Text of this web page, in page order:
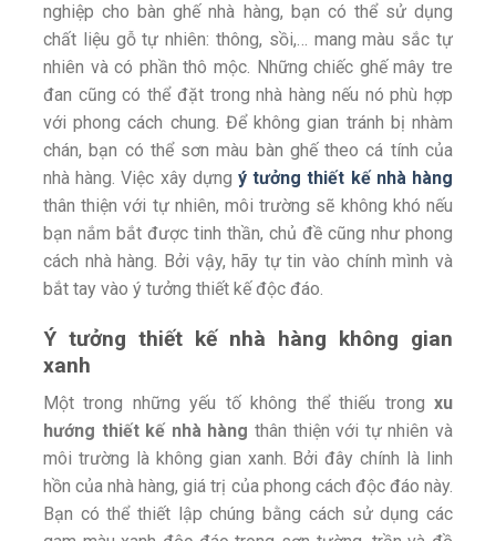
nghiệp cho bàn ghế nhà hàng, bạn có thể sử dụng
chất liệu gỗ tự nhiên: thông, sồi,… mang màu sắc tự
nhiên và có phần thô mộc. Những chiếc ghế mây tre
đan cũng có thể đặt trong nhà hàng nếu nó phù hợp
với phong cách chung. Để không gian tránh bị nhàm
chán, bạn có thể sơn màu bàn ghế theo cá tính của
nhà hàng. Việc xây dựng ý tưởng thiết kế nhà hàng
thân thiện với tự nhiên, môi trường sẽ không khó nếu
bạn nắm bắt được tinh thần, chủ đề cũng như phong
cách nhà hàng. Bởi vậy, hãy tự tin vào chính mình và
bắt tay vào ý tưởng thiết kế độc đáo.
Ý tưởng thiết kế nhà hàng không gian
xanh
Một trong những yếu tố không thể thiếu trong xu
hướng thiết kế nhà hàng thân thiện với tự nhiên và
môi trường là không gian xanh. Bởi đây chính là linh
hồn của nhà hàng, giá trị của phong cách độc đáo này.
Bạn có thể thiết lập chúng bằng cách sử dụng các